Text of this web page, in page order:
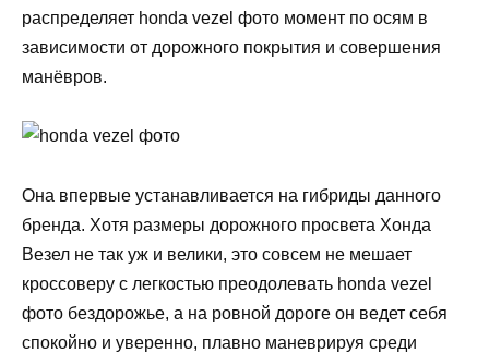
распределяет honda vezel фото момент по осям в
зависимости от дорожного покрытия и совершения
манёвров.
Она впервые устанавливается на гибриды данного
бренда. Хотя размеры дорожного просвета Хонда
Везел не так уж и велики, это совсем не мешает
кроссоверу с легкостью преодолевать honda vezel
фото бездорожье, а на ровной дороге он ведет себя
спокойно и уверенно, плавно маневрируя среди